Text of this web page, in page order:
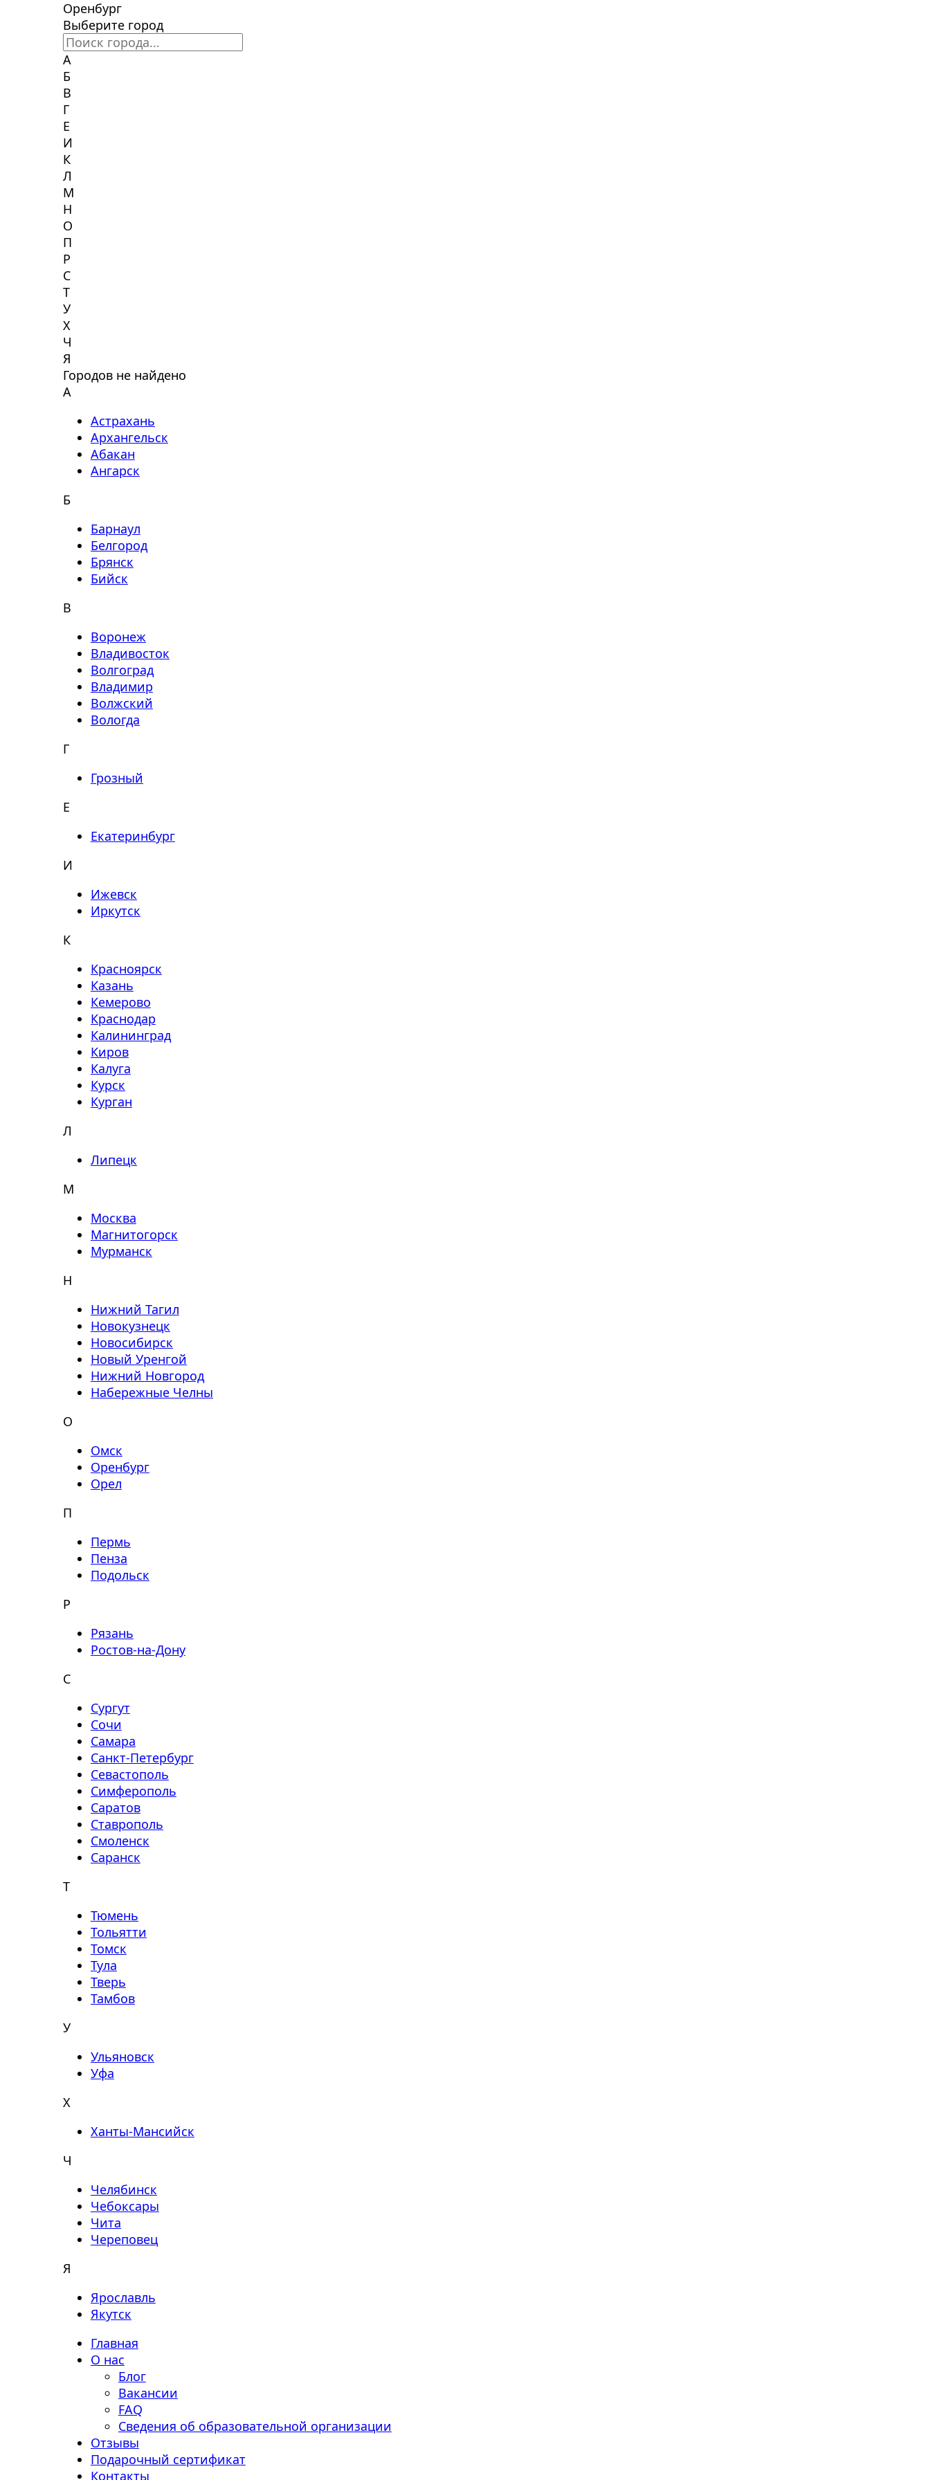
Оренбург
Выберите город
А
Б
В
Г
Е
И
К
Л
М
Н
О
П
Р
С
Т
У
Х
Ч
Я
Городов не найдено
А
Астрахань
Архангельск
Абакан
Ангарск
Б
Барнаул
Белгород
Брянск
Бийск
В
Воронеж
Владивосток
Волгоград
Владимир
Волжский
Вологда
Г
Грозный
Е
Екатеринбург
И
Ижевск
Иркутск
К
Красноярск
Казань
Кемерово
Краснодар
Калининград
Киров
Калуга
Курск
Курган
Л
Липецк
М
Москва
Магнитогорск
Мурманск
Н
Нижний Тагил
Новокузнецк
Новосибирск
Новый Уренгой
Нижний Новгород
Набережные Челны
О
Омск
Оренбург
Орел
П
Пермь
Пенза
Подольск
Р
Рязань
Ростов-на-Дону
С
Сургут
Сочи
Самара
Санкт-Петербург
Севастополь
Симферополь
Саратов
Ставрополь
Смоленск
Саранск
Т
Тюмень
Тольятти
Томск
Тула
Тверь
Тамбов
У
Ульяновск
Уфа
Х
Ханты-Мансийск
Ч
Челябинск
Чебоксары
Чита
Череповец
Я
Ярославль
Якутск
Главная
О нас
Блог
Вакансии
FAQ
Сведения об образовательной организации
Отзывы
Подарочный сертификат
Контакты